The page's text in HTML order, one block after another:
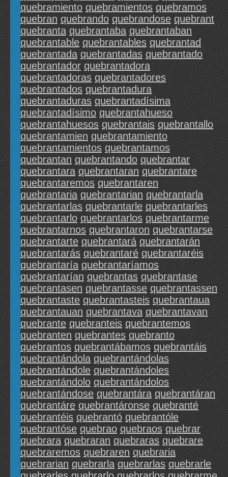
quebramiento quebramientos quebramos
quebran quebrando quebrandose quebrant
quebranta quebrantaba quebrantaban
quebrantable quebrantables quebrantad
quebrantada quebrantadas quebrantado
quebrantador quebrantadora
quebrantadoras quebrantadores
quebrantados quebrantadura
quebrantaduras quebrantadísima
quebrantadísimo quebrantahueso
quebrantahuesos quebrantais quebrantallo
quebrantamien quebrantamiento
quebrantamientos quebrantamos
quebrantan quebrantando quebrantar
quebrantara quebrantaran quebrantare
quebrantaremos quebrantaren
quebrantaria quebrantarian quebrantarla
quebrantarlas quebrantarle quebrantarles
quebrantarlo quebrantarlos quebrantarme
quebrantarnos quebrantaron quebrantarse
quebrantarte quebrantará quebrantarán
quebrantarás quebrantaré quebrantaréis
quebrantaría quebrantaríamos
quebrantarían quebrantas quebrantase
quebrantasen quebrantasse quebrantassen
quebrantaste quebrantasteis quebrantaua
quebrantauan quebrantava quebrantavan
quebrante quebranteis quebrantemos
quebranten quebrantes quebranto
quebrantos quebrantábamos quebrantáis
quebrantándola quebrantándolas
quebrantándole quebrantándoles
quebrantándolo quebrantándolos
quebrantándose quebrantára quebrantáran
quebrantáre quebrantáronse quebranté
quebrantéis quebrantó quebrantóle
quebrantóse quebrao quebraos quebrar
quebrara quebraran quebraras quebrare
quebraremos quebraren quebraria
quebrarian quebrarla quebrarlas quebrarle